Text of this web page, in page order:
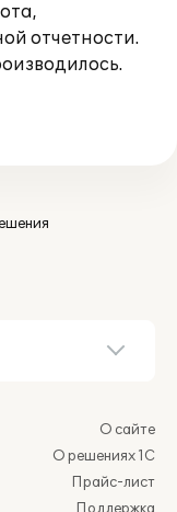
отчетности.
О сайте
О решениях 1С
Прайс-лист